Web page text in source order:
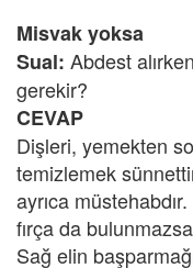
Misvak yoksa
Sual: Abdest
gerekir?
CEVAP
Dişleri, yemekten
temizlemek
ayrıca
fırça da
Sağ elin